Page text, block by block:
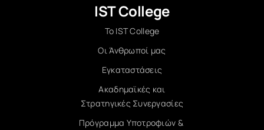
IST College
Το IST College
Οι Άνθρωποί μας
Εγκαταστάσεις
Ακαδημαϊκές και
Στρατηγικές Συνεργασίες
Πρόγραμμα Υποτροφιών &